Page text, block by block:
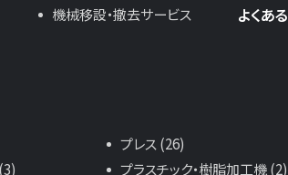
機械移設・撤去サービス
よくあ
プレス (26)
プラスチック・樹脂加工機 (2)